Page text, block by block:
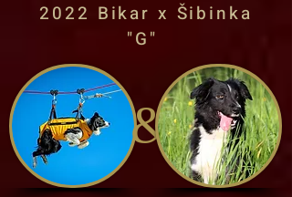
2022 Bikar x Šibinka
"G"
&